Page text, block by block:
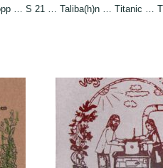
… S 21 … Taliba(h)n … Titanic …